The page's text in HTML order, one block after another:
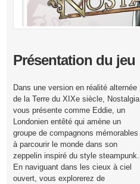
Présentation du jeu
Dans une version en réalité alternée
de la Terre du XIXe siècle, Nostalgia
vous présente comme Eddie, un
Londonien entêté qui amène un
groupe de compagnons mémorables
à parcourir le monde dans son
zeppelin inspiré du style steampunk.
En naviguant dans les cieux à ciel
ouvert, vous explorerez de